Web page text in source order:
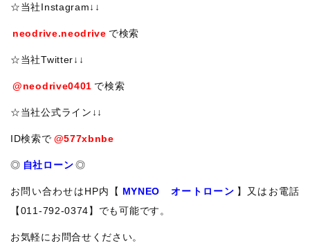
☆当社Instagram↓↓
neodrive.neodrive で検索
☆当社Twitter↓↓
@neodrive0401 で検索
☆当社公式ライン↓↓
ID検索で @577xbnbe
◎ 自社ローン ◎
お問い合わせはHP内【 MYNEO オートローン 】又はお電話
【011-792-0374】でも可能です。
お気軽にお問合せください。